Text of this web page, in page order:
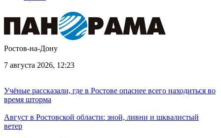
Ростов-на-Дону
7 августа 2026, 12:23
Учёные рассказали, где в Ростове опаснее всего находиться во
время шторма
Август в Ростовской области: зной, ливни и шквалистый
ветер